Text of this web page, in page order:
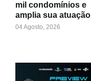
mil condomínios e
amplia sua atuação
04 Agosto, 2026